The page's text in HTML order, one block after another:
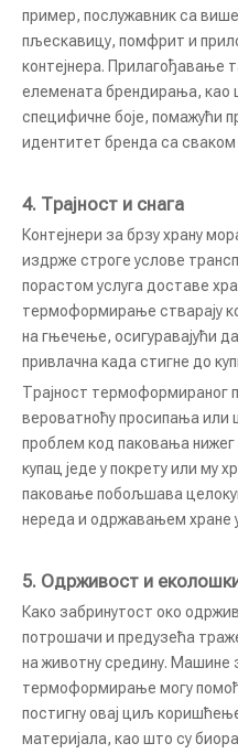
пример, послужавник са
пљескавицу, помфрит и
контејнера. Прилагођавање
елемената брендирања, као
специфичне боје, помажући
идентитет бренда са сваком
4. Трајност и снага
Контејнери за брзу храну
издрже строге услове
порастом услуга доставе
термоформирање стварају
на гњечење, осигуравајући
привлачна када стигне до
Трајност термоформираног
вероватноћу просипања
проблем код паковања
купац једе у покрету или му
паковање побољшава
нереда и одржавањем хране
5. Одрживост и
Како забринутост око
потрошачи и предузећа
на животну средину. Машине
термоформирање могу
постигну овај циљ
материјала, као што су